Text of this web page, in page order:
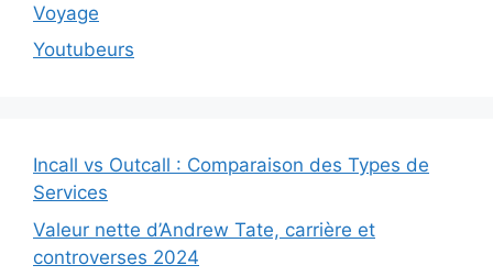
Voyage
Youtubeurs
Incall vs Outcall : Comparaison des Types de
Services
Valeur nette d’Andrew Tate, carrière et
controverses 2024